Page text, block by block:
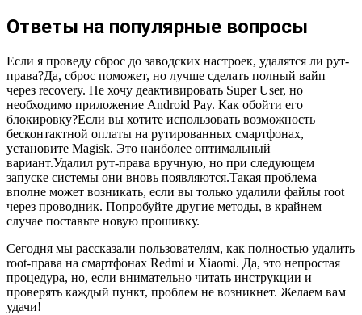
Ответы на популярные вопросы
Если я проведу сброс до заводских настроек, удалятся ли рут-
права?Да, сброс поможет, но лучше сделать полный вайп
через recovery. Не хочу деактивировать Super User, но
необходимо приложение Android Pay. Как обойти его
блокировку?Если вы хотите использовать возможность
бесконтактной оплаты на рутированных смартфонах,
установите Magisk. Это наиболее оптимальный
вариант.Удалил рут-права вручную, но при следующем
запуске системы они вновь появляются.Такая проблема
вполне может возникать, если вы только удалили файлы root
через проводник. Попробуйте другие методы, в крайнем
случае поставьте новую прошивку.
Сегодня мы рассказали пользователям, как полностью удалить
root-права на смартфонах Redmi и Xiaomi. Да, это непростая
процедура, но, если внимательно читать инструкции и
проверять каждый пункт, проблем не возникнет. Желаем вам
удачи!